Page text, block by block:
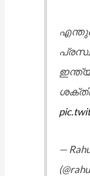
ശക്തി
—